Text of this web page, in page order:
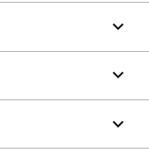
keyboard_arrow_down
keyboard_arrow_down
keyboard_arrow_down